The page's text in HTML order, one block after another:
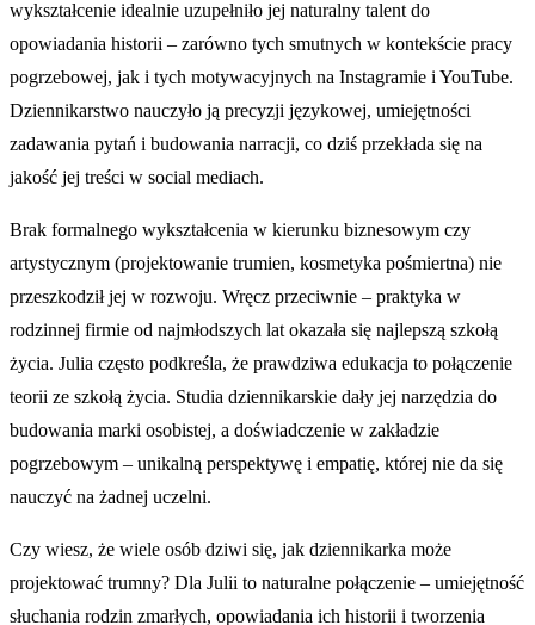
wykształcenie idealnie uzupełniło jej naturalny talent do
opowiadania historii – zarówno tych smutnych w kontekście pracy
pogrzebowej, jak i tych motywacyjnych na Instagramie i YouTube.
Dziennikarstwo nauczyło ją precyzji językowej, umiejętności
zadawania pytań i budowania narracji, co dziś przekłada się na
jakość jej treści w social mediach.
Brak formalnego wykształcenia w kierunku biznesowym czy
artystycznym (projektowanie trumien, kosmetyka pośmiertna) nie
przeszkodził jej w rozwoju. Wręcz przeciwnie – praktyka w
rodzinnej firmie od najmłodszych lat okazała się najlepszą szkołą
życia. Julia często podkreśla, że prawdziwa edukacja to połączenie
teorii ze szkołą życia. Studia dziennikarskie dały jej narzędzia do
budowania marki osobistej, a doświadczenie w zakładzie
pogrzebowym – unikalną perspektywę i empatię, której nie da się
nauczyć na żadnej uczelni.
Czy wiesz, że wiele osób dziwi się, jak dziennikarka może
projektować trumny? Dla Julii to naturalne połączenie – umiejętność
słuchania rodzin zmarłych, opowiadania ich historii i tworzenia